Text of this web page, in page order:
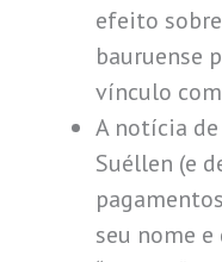
efeito
bauruense
vínculo
A notícia
Suéllen (e
seu nome